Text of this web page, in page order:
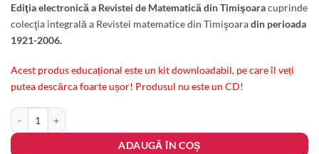
Ediţia electronică a Revistei de Matematică din Timişoaracuprinde
colecţia integrală a Revistei matematice din Timişoaradin perioada
1921-2006.
Acest produs educațional este un kit downloadabil, pe care îl veți
putea descărca foarte ușor! Produsul nu este un CD!
Cantitate Revista Matematica Timisoara
ADAUGĂ ÎN COȘ